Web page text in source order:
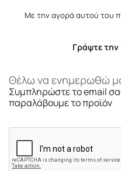
Με την αγορά αυτού του
Γράψτε την
Θέλω να ενημερωθώ
Συμπληρώστε το email
παραλάβουμε το προϊόν